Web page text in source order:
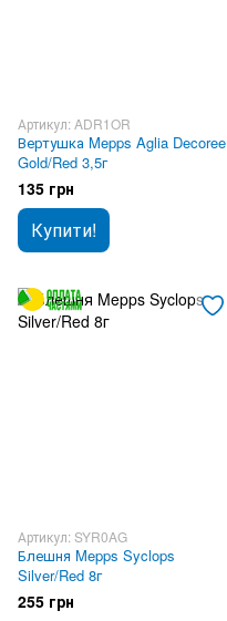
Артикул: ADR1OR
Вертушка Mepps Aglia Decoree
Gold/Red 3,5г
135 грн
Купити!
Артикул: SYR0AG
Блешня Mepps Syclops
Silver/Red 8г
255 грн